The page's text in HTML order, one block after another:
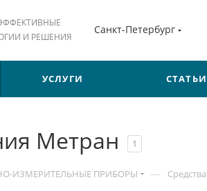
И РЕШЕНИЯ
Санкт-Петербург
УСЛУГИ СТАТЬИ
Метран 1
ИЗМЕРИТЕЛЬНЫЕ ПРИБОРЫ —